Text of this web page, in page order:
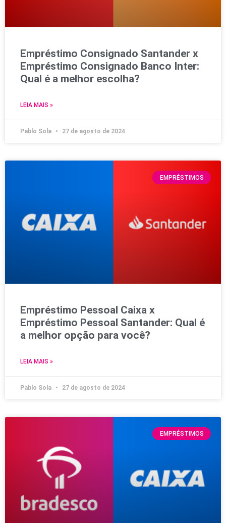
Empréstimo Consignado Santander x
Empréstimo Consignado Banco Inter:
Qual é a melhor escolha?
LEIA MAIS »
Pablo Sola 27 de agosto de 2024
EMPRÉSTIMOS
Empréstimo Pessoal Caixa x
Empréstimo Pessoal Santander: Qual é
a melhor opção para você?
LEIA MAIS »
Pablo Sola 27 de agosto de 2024
EMPRÉSTIMOS